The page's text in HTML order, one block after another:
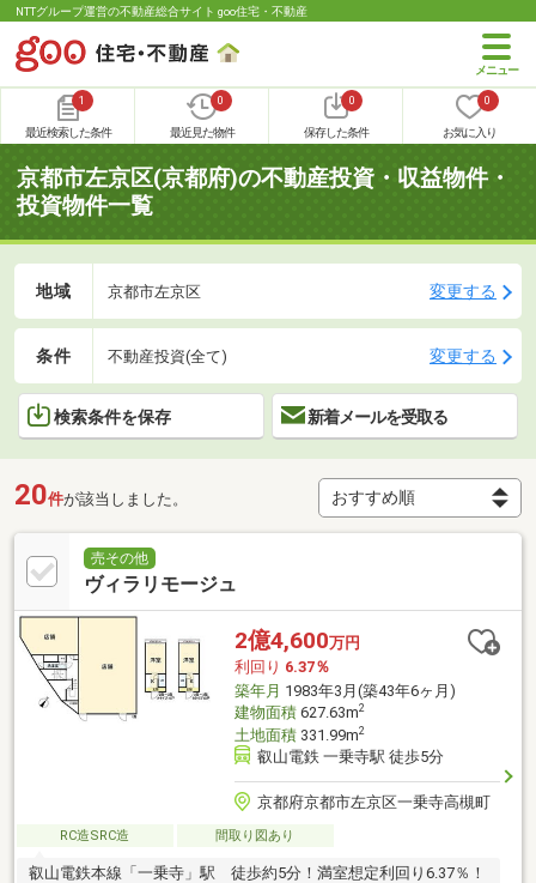
NTTグループ運営の不動産総合サイト goo住宅・不動産
1
最近検索した条件
0
最近見た物件
0
保存した条件
0
お気に入り
京都市左京区(京都府)の不動産投資・収益物件・
投資物件一覧
地域 京都市左京区 変更する
条件 不動産投資(全て) 変更する
検索条件を保存 新着メールを受取る
20件が該当しました。
売その他
ヴィラリモージュ
2億4,600万円
利回り 6.37％
築年月 1983年3月(築43年6ヶ月)
建物面積627.63m2
土地面積331.99m2
叡山電鉄 一乗寺駅 徒歩5分
京都府京都市左京区一乗寺高槻町
RC造SRC造 間取り図あり
叡山電鉄本線「一乗寺」駅 徒歩約5分！満室想定利回り6.37％！